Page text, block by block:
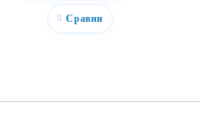
Копирай линкСравни